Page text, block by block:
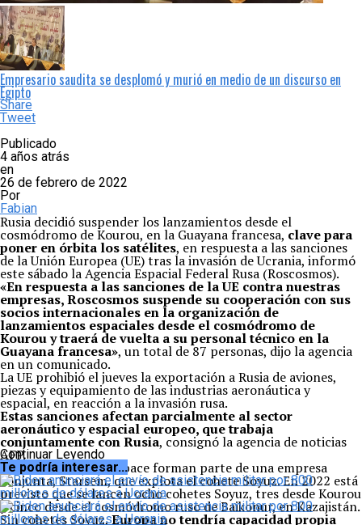
Empresario saudita se desplomó y murió en medio de un discurso en
Egipto
Share
Tweet
Publicado
4 años atrás
en
26 de febrero de 2022
Por
Fabian
Rusia decidió suspender los lanzamientos desde el
cosmódromo de Kourou, en la Guayana francesa, clave para
poner en órbita los satélites, en respuesta a las sanciones
de la Unión Europea (UE) tras la invasión de Ucrania, informó
este sábado la Agencia Espacial Federal Rusa (Roscosmos).
«En respuesta a las sanciones de la UE contra nuestras
empresas, Roscosmos suspende su cooperación con sus
socios internacionales en la organización de
lanzamientos espaciales desde el cosmódromo de
Kourou y traerá de vuelta a su personal técnico en la
Guayana francesa», un total de 87 personas, dijo la agencia
en un comunicado.
La UE prohibió el jueves la exportación a Rusia de aviones,
piezas y equipamiento de las industrias aeronáutica y
espacial, en reacción a la invasión rusa.
Estas sanciones afectan parcialmente al sector
aeronáutico y espacial europeo, que trabaja
conjuntamente con Rusia, consignó la agencia de noticias
AFP.
Roscosmos y Arianespace forman parte de una empresa
conjunta, Starsem, que explota el cohete Soyuz. En 2022 está
previsto que se lancen ocho cohetes Soyuz, tres desde Kourou
y cinco desde el cosmódromo ruso de Baikonur, en Kazajistán.
Sin cohetes Soyuz,Europa no tendría capacidad propia
Continuar Leyendo
Te podría interesar...